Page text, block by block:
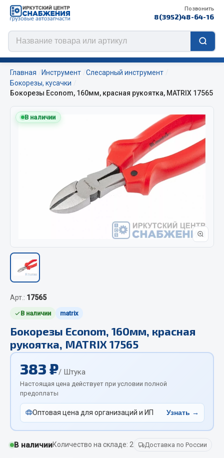
Позвонить
8(3952)48-64-16
Цепи противоскольжения
Изготовление цепей на колеса BOHU
Весь раздел
Отопители салона, подогреватели
Автономные воздушные отопители
Жидкостные подогреватели
Отопители салона
Подогреватели тосола
Весь раздел
Автотовары
Автозвук
Автокаталоги
Аксессуары автомобильные
Аптечки и знаки автомобильные
Вентиляторы кабины
Главная Инструмент
Слесарный инструмент
Бокорезы, кусачки
Бокорезы Econom, 160мм, красная рукоятка, MATRIX 17565
В наличии
Арт.: 17565
В наличии matrix
Бокорезы Econom, 160мм, красная
рукоятка, MATRIX 17565
383 ₽/ Штука
Настоящая цена действует при условии полной
предоплаты
Оптовая цена для организаций и ИП Узнать →
В наличииКоличество на складе: 2 Доставка по России